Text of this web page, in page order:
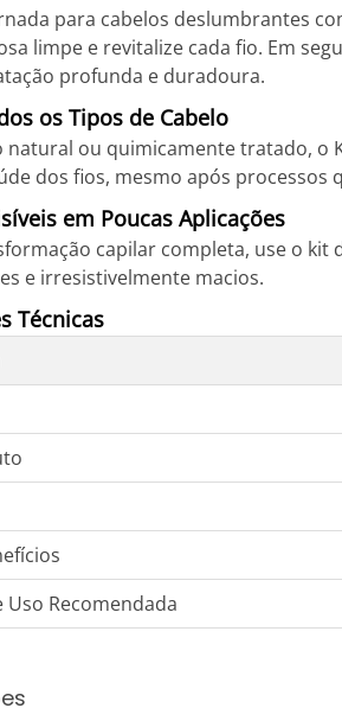
para cabelos deslumbrantes
limpe e revitalize cada fio. Em
profunda e duradoura.
os Tipos de Cabelo
natural ou quimicamente tratado, o
dos fios, mesmo após processos
em Poucas Aplicações
capilar completa, use o kit
e irresistivelmente macios.
Técnicas
Uso Recomendada